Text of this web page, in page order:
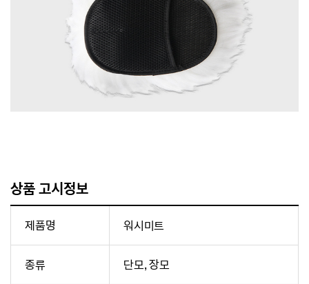
상품 고시정보
제품명 워시미트
종류 단모, 장모